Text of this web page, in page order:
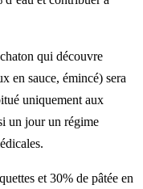
qui découvre
en sauce, émincé) sera
uniquement aux
un jour un régime
et 30% de pâtée en